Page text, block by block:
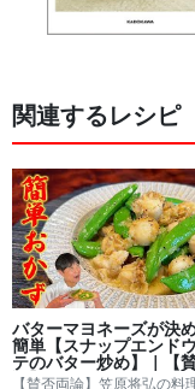
関連するレシピ
バターマヨネーズが決
簡単【スナップエンド
テのバター炒め】｜【
論】笠原将弘の料理の
【賛否両論】笠原将弘の料